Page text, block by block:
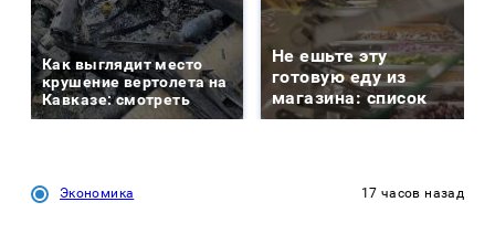
Как выглядит место
крушение вертолета на
Кавказе: смотреть
Не ешьте эту
готовую еду из
магазина: список
Экономика 17 часов назад